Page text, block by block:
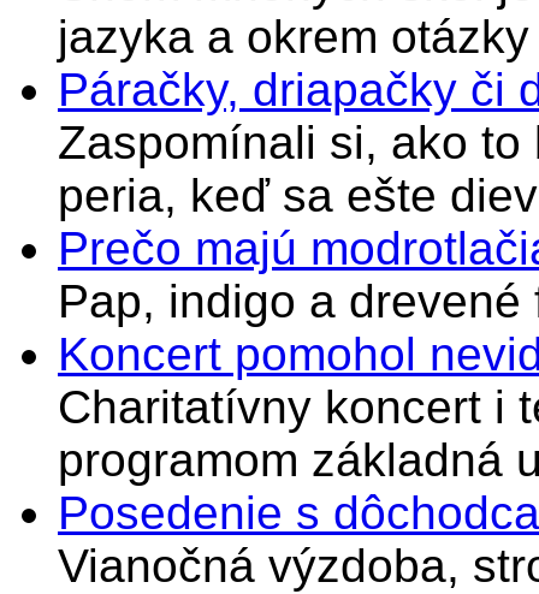
jazyka a okrem
Páračky, driapačky či
Zaspomínali si, ako
peria, keď sa ešte
Prečo majú
Pap, indigo a drevené
Koncert pomohol
Charitatívny koncert i
programom základná
Posedenie s
Vianočná výzdoba,